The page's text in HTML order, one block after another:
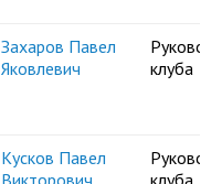
Захаров Павел
Яковлевич
клуба
Кусков Павел